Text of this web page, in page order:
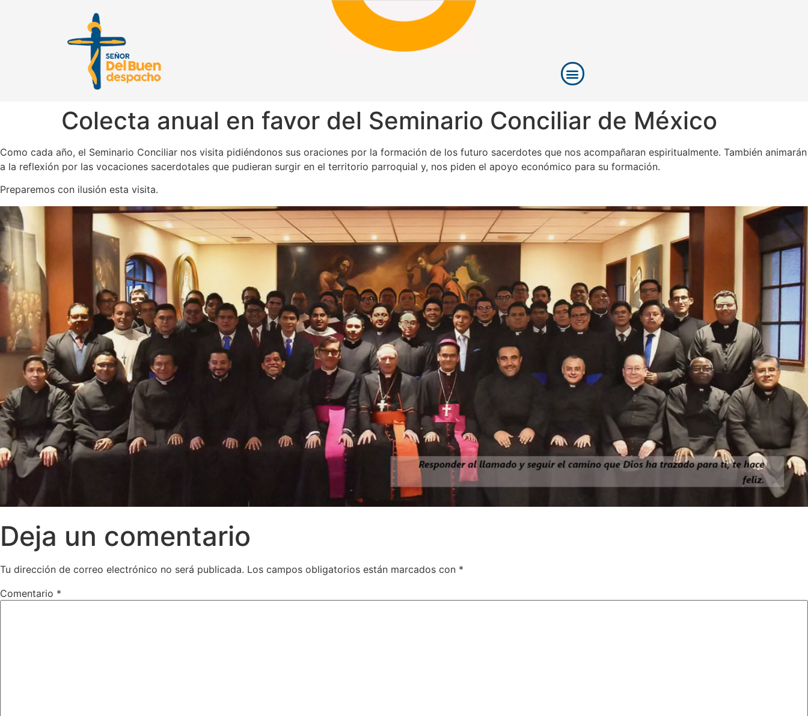
Colecta anual en favor del Seminario Conciliar de México
Como cada año, el Seminario Conciliar nos visita pidiéndonos sus oraciones por la formación de los futuro sacerdotes que nos acompañaran espiritualmente. También animarán
a la reflexión por las vocaciones sacerdotales que pudieran surgir en el territorio parroquial y, nos piden el apoyo económico para su formación.
Preparemos con ilusión esta visita.
Deja un comentario
Tu dirección de correo electrónico no será publicada. Los campos obligatorios están marcados con *
Comentario *